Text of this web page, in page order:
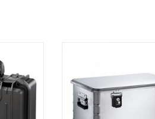
van
is
en degelijkheid.
ca. 4,5 kg
60 liter inhoud
TOEVOEGEN AAN